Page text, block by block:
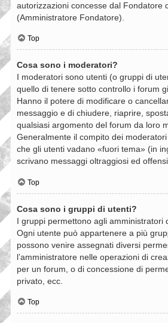
autorizzazioni concesse dal Fondatore
(Amministratore Fondatore).
Top
Cosa sono i moderatori?
I moderatori sono utenti (o gruppi di
quello di tenere sotto controllo i forum
Hanno il potere di modificare o
messaggio e di chiudere, riaprire,
qualsiasi argomento del forum da loro
Generalmente il compito dei
che gli utenti vadano «fuori tema» (in
scrivano messaggi oltraggiosi ed
Top
Cosa sono i gruppi di utenti?
I gruppi permettono agli amministratori
Ogni utente può appartenere a più
possono venire assegnati diversi
l’amministratore nelle operazioni di
per un forum, o di concessione di
privato, ecc.
Top